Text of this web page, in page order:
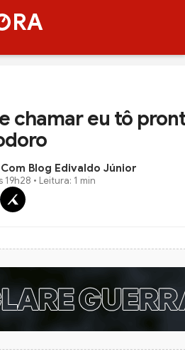
RA
chamar eu tô
Blog Edivaldo Júnior
19h28 • Leitura: 1 min